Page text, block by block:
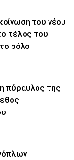
του νέου
τέλος του
ρόλο
πύραυλος της